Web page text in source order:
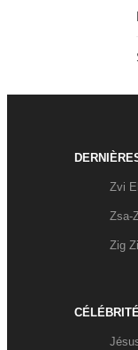
Zvi
Zsa-
Zig